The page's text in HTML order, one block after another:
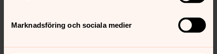
Marknadsföring och sociala medier